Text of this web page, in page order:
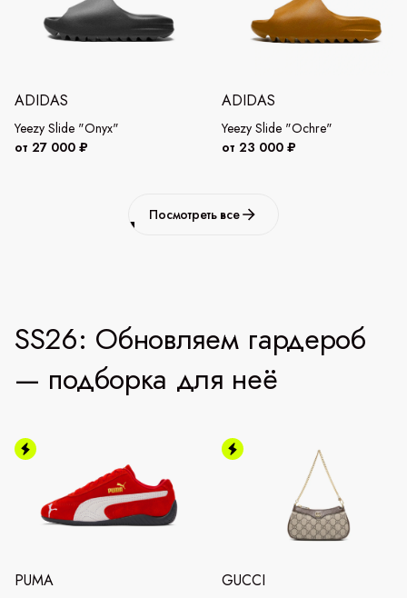
ADIDAS
Yeezy Slide "Onyx"
от 27 000 ₽
ADIDAS
Yeezy Slide "Ochre"
от 23 000 ₽
Посмотреть все
SS26: Обновляем гардероб
— подборка для неё
PUMA GUCCI